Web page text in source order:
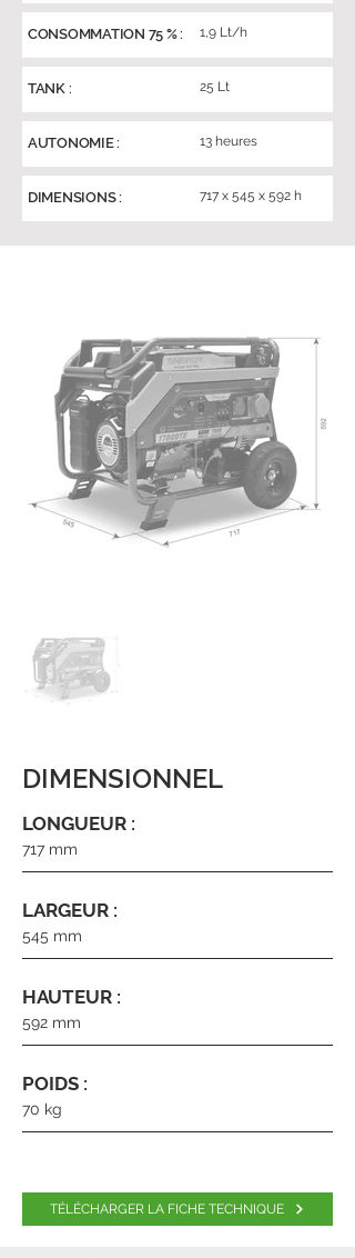
CONSOMMATION 75 % : 1,9 Lt/h
TANK : 25 Lt
AUTONOMIE : 13 heures
DIMENSIONS : 717 x 545 x 592 h
DIMENSIONNEL
LONGUEUR :
717 mm
LARGEUR :
545 mm
HAUTEUR :
592 mm
POIDS :
70 kg
TÉLÉCHARGER LA FICHE TECHNIQUE